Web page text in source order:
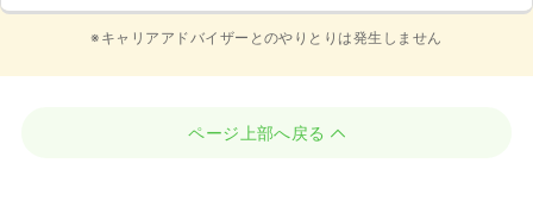
※キャリアアドバイザーとのやりとりは発生しません
ページ上部へ戻る